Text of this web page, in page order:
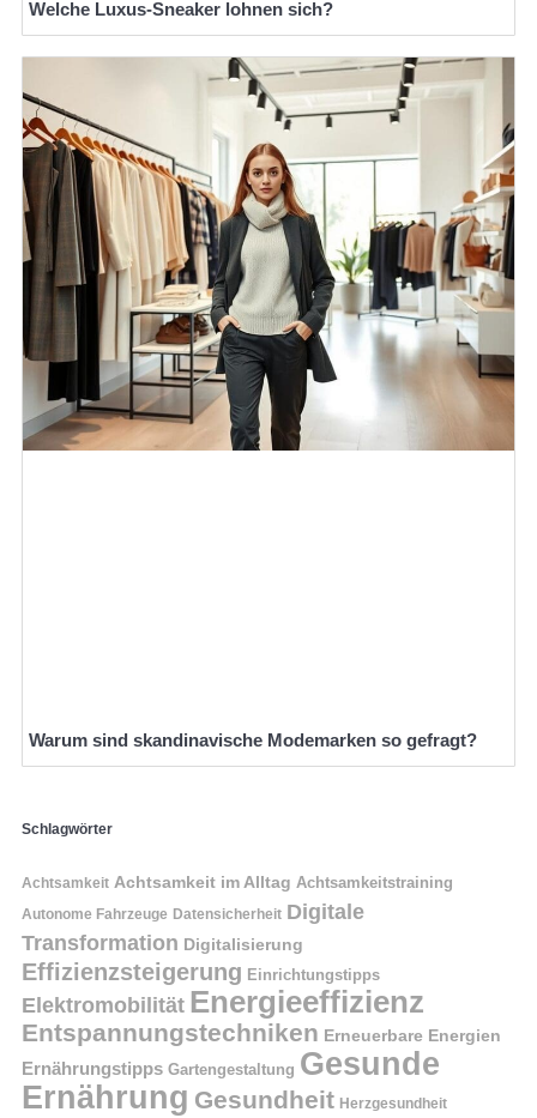
Welche Luxus-Sneaker lohnen sich?
Warum sind skandinavische Modemarken so gefragt?
Schlagwörter
Achtsamkeit Achtsamkeit im Alltag Achtsamkeitstraining
Autonome Fahrzeuge Datensicherheit Digitale
Transformation Digitalisierung
Effizienzsteigerung Einrichtungstipps
Elektromobilität Energieeffizienz
Entspannungstechniken Erneuerbare Energien
Ernährungstipps Gartengestaltung Gesunde
Ernährung Gesundheit Herzgesundheit